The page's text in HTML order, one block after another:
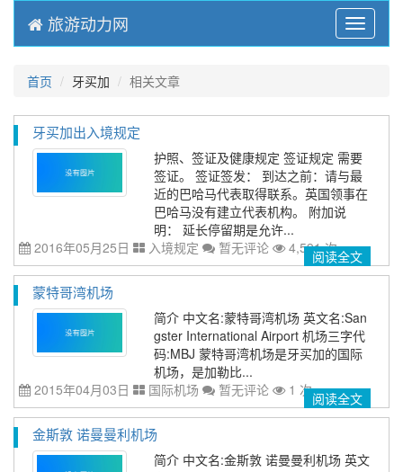
Menu
旅游动力网
首页 牙买加 相关文章
牙买加出入境规定
护照、签证及健康规定 签证规定 需要
签证。 签证签发： 到达之前：请与最
近的巴哈马代表取得联系。英国领事在
巴哈马没有建立代表机构。 附加说
明： 延长停留期是允许...
2016年05月25日
入境规定 暂无评论 4,591 次阅读全文
蒙特哥湾机场
简介 中文名:蒙特哥湾机场 英文名:San
gster International Airport 机场三字代
码:MBJ 蒙特哥湾机场是牙买加的国际
机场，是加勒比...
2015年04月03日
国际机场 暂无评论 1 次阅读全文
金斯敦 诺曼曼利机场
简介 中文名:金斯敦 诺曼曼利机场 英文